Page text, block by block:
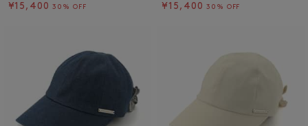
¥15,400 30% OFF
¥15,400 30% OFF